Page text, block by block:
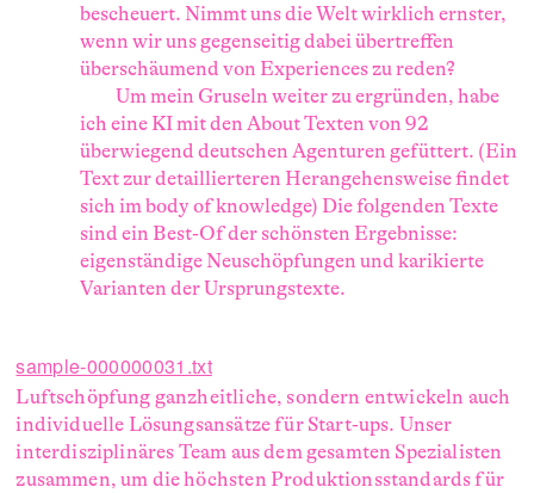
bescheuert. Nimmt uns die Welt wirklich ernster,
wenn wir uns gegenseitig dabei übertreffen
überschäumend von Experiences zu reden?
Um mein Gruseln weiter zu ergründen, habe
ich eine KI mit den About Texten von 92
überwiegend deutschen Agenturen gefüttert. (Ein
Text zur detaillierteren Herangehensweise findet
sich im body of knowledge) Die folgenden Texte
sind ein Best-Of der schönsten Ergebnisse:
eigenständige Neuschöpfungen und karikierte
Varianten der Ursprungstexte.
sample-000000031.txt
Luftschöpfung ganzheitliche, sondern entwickeln auch
individuelle Lösungsansätze für Start-ups. Unser
interdisziplinäres Team aus dem gesamten Spezialisten
zusammen, um die höchsten Produktionsstandards für